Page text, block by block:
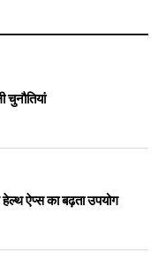
चुनौतियां
ऐप्स का बढ़ता उपयोग